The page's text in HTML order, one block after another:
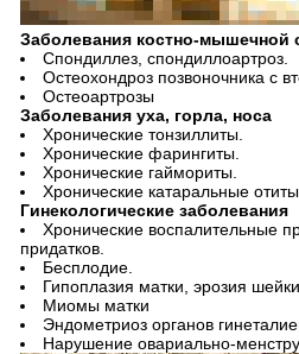
Заболевания костно-мышечной
Спондиллез, спондиллоартроз.
Остеохондроз позвоночника с
Остеоартрозы
Заболевания уха, горла, носа
Хронические тонзиллиты.
Хронические фарингиты.
Хронические гаймориты.
Хронические катаральные отиты
Гинекологические заболевания
Хронические воспалительные
придатков.
Бесплодие.
Гипоплазия матки, эрозия
Миомы матки
Эндометриоз органов
Нарушение овариально-